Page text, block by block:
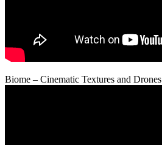
Biome – Cinematic Textures and Drones